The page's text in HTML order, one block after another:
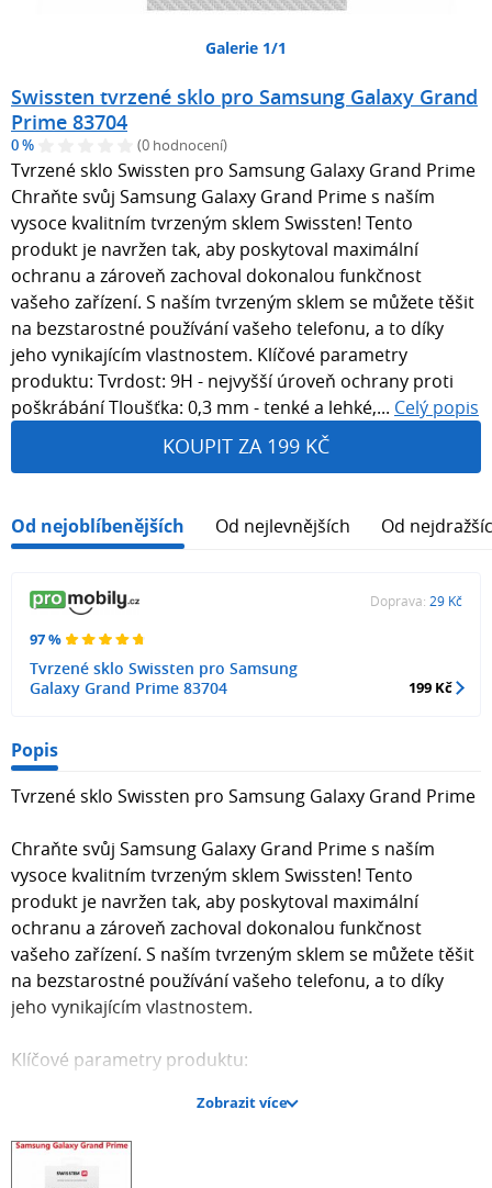
Galerie 1/1
Swissten tvrzené sklo pro Samsung Galaxy Grand
Prime 83704
0 % (0 hodnocení)
Tvrzené sklo Swissten pro Samsung Galaxy Grand Prime
Chraňte svůj Samsung Galaxy Grand Prime s naším
vysoce kvalitním tvrzeným sklem Swissten! Tento
produkt je navržen tak, aby poskytoval maximální
ochranu a zároveň zachoval dokonalou funkčnost
vašeho zařízení. S naším tvrzeným sklem se můžete těšit
na bezstarostné používání vašeho telefonu, a to díky
jeho vynikajícím vlastnostem. Klíčové parametry
produktu: Tvrdost: 9H - nejvyšší úroveň ochrany proti
poškrábání Tloušťka: 0,3 mm - tenké a lehké,... Celý popis
KOUPIT ZA 199 KČ
Od nejoblíbenějších Od nejlevnějších Od
97 %
Tvrzené sklo Swissten pro Samsung
Galaxy Grand Prime 83704
Doprava: 29 Kč
199 Kč
Popis
Tvrzené sklo Swissten pro Samsung Galaxy Grand Prime
Chraňte svůj Samsung Galaxy Grand Prime s naším
vysoce kvalitním tvrzeným sklem Swissten! Tento
produkt je navržen tak, aby poskytoval maximální
ochranu a zároveň zachoval dokonalou funkčnost
vašeho zařízení. S naším tvrzeným sklem se můžete těšit
na bezstarostné používání vašeho telefonu, a to díky
jeho vynikajícím vlastnostem.
Klíčové parametry produktu:
Tvrdost: 9H - nejvyšší úroveň ochrany proti poškrábání
Tloušťka: 0,3 mm - tenké a lehké, ale přesto odolné
Zaoblené hrany: pro pohodlné používání a elegantní
Zobrazit více